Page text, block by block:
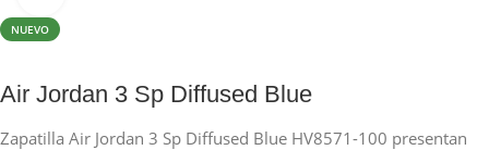
NUEVO
Air Jordan 3 Sp Diffused Blue
Zapatilla Air Jordan 3 Sp Diffused Blue HV8571-100 presentan